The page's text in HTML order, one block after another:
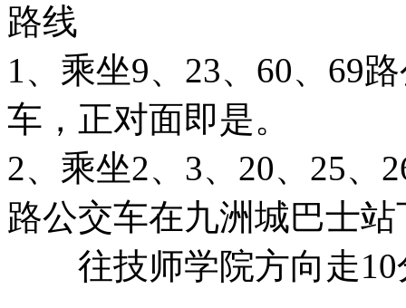
路线
1、乘坐9、23、60、69
车，正对面即是。
2、乘坐2、3、20、25、
路公交车在九洲城巴士站
往技师学院方向走10